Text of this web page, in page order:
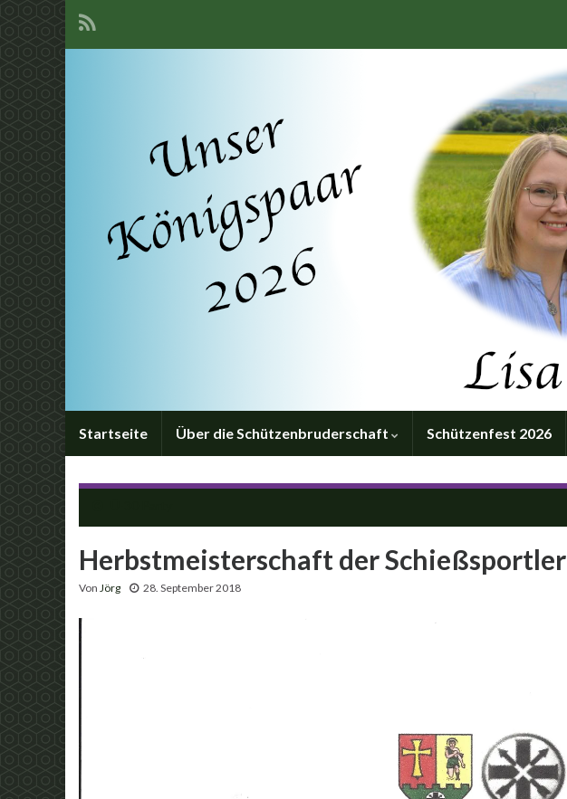
Startseite Über die Schützenbruderschaft Schützenfest 2026
Herbstmeisterschaft der Schießsportler
Von Jörg 28. September 2018